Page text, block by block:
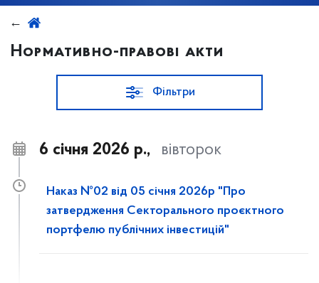
Нормативно-правові акти
Фільтри
6 січня 2026 р., вівторок
Наказ №02 від 05 січня 2026р "Про
затвердження Секторального проєктного
портфелю публічних інвестицій"